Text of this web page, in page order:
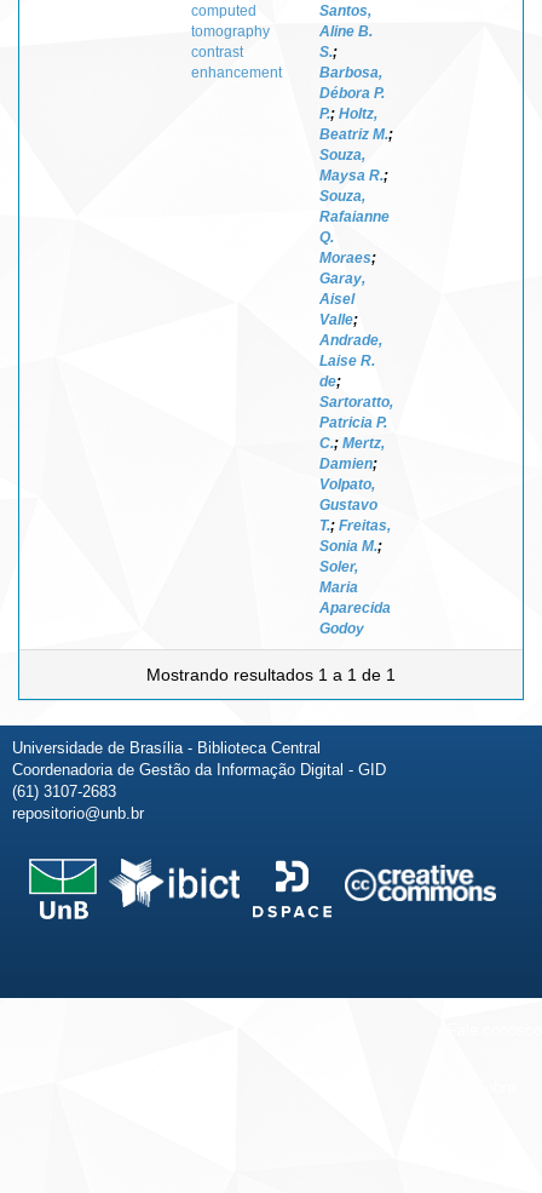
computed
tomography
contrast
enhancement
Santos,
Aline B.
S.;
Barbosa,
Débora P.
P.; Holtz,
Beatriz M.;
Souza,
Maysa R.;
Souza,
Rafaianne
Q.
Moraes;
Garay,
Aisel
Valle;
Andrade,
Laise R.
de;
Sartoratto,
Patricia P.
C.; Mertz,
Damien;
Volpato,
Gustavo
T.; Freitas,
Sonia M.;
Soler,
Maria
Aparecida
Godoy
Mostrando resultados 1 a 1 de 1
Universidade de Brasília - Biblioteca Central
Coordenadoria de Gestão da Informação Digital - GID
(61) 3107-2683
repositorio@unb.br